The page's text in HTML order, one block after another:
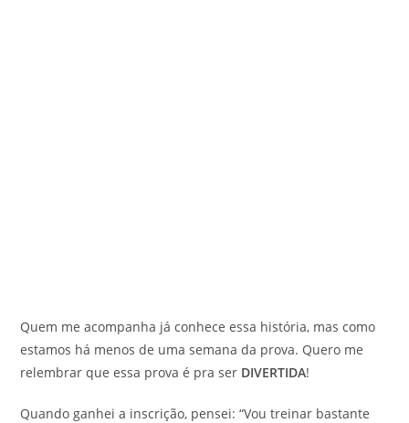
Quem me acompanha já conhece essa história, mas como
estamos há menos de uma semana da prova. Quero me
relembrar que essa prova é pra ser DIVERTIDA!
Quando ganhei a inscrição, pensei: “Vou treinar bastante